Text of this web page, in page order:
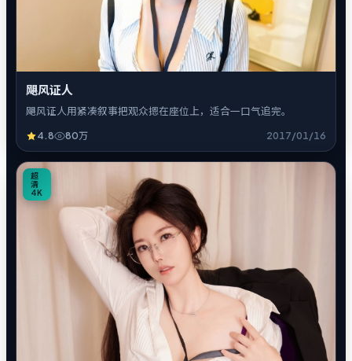
飓风证人
飓风证人用紧凑叙事把观众摁在座位上，适合一口气追完。
4.8 80万 2017/01/16
超
清
4K